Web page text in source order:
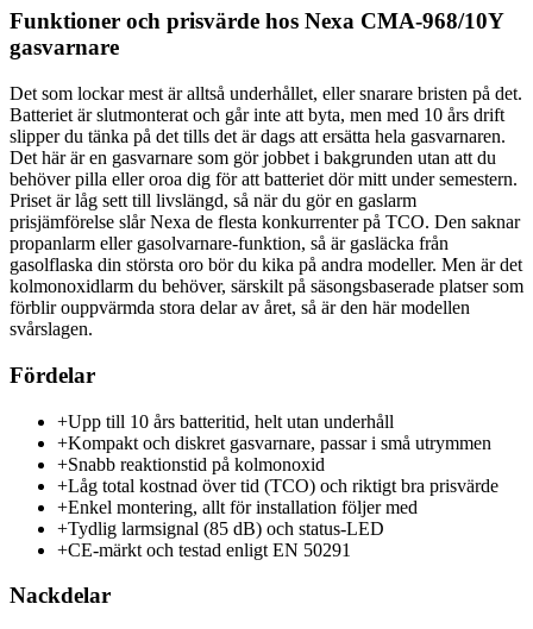
Funktioner och prisvärde hos Nexa CMA-968/10Y
gasvarnare
Det som lockar mest är alltså underhållet, eller snarare bristen på det.
Batteriet är slutmonterat och går inte att byta, men med 10 års drift
slipper du tänka på det tills det är dags att ersätta hela gasvarnaren.
Det här är en gasvarnare som gör jobbet i bakgrunden utan att du
behöver pilla eller oroa dig för att batteriet dör mitt under semestern.
Priset är låg sett till livslängd, så när du gör en gaslarm
prisjämförelse slår Nexa de flesta konkurrenter på TCO. Den saknar
propanlarm eller gasolvarnare-funktion, så är gasläcka från
gasolflaska din största oro bör du kika på andra modeller. Men är det
kolmonoxidlarm du behöver, särskilt på säsongsbaserade platser som
förblir ouppvärmda stora delar av året, så är den här modellen
svårslagen.
Fördelar
+Upp till 10 års batteritid, helt utan underhåll
+Kompakt och diskret gasvarnare, passar i små utrymmen
+Snabb reaktionstid på kolmonoxid
+Låg total kostnad över tid (TCO) och riktigt bra prisvärde
+Enkel montering, allt för installation följer med
+Tydlig larmsignal (85 dB) och status-LED
+CE-märkt och testad enligt EN 50291
Nackdelar